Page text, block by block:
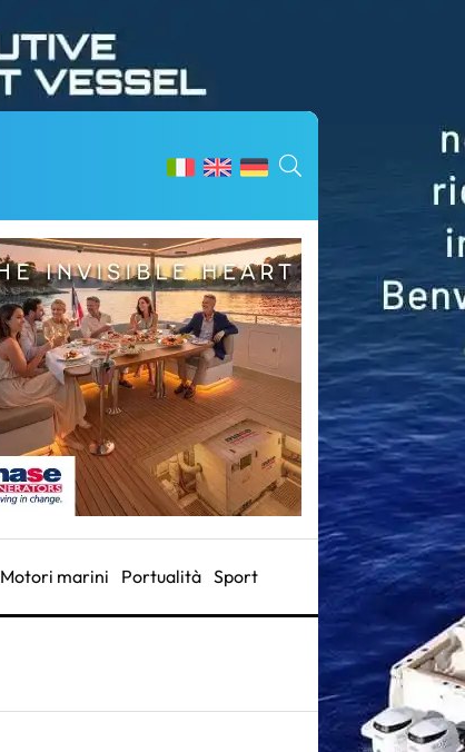
Motori marini Portualità Sport